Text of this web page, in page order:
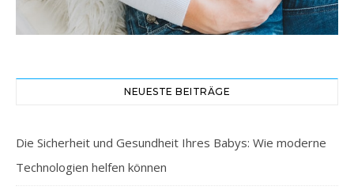
NEUESTE BEITRÄGE
Die Sicherheit und Gesundheit Ihres Babys: Wie moderne
Technologien helfen können